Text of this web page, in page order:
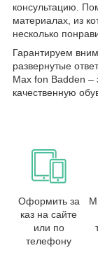
консультацию.
материалах, из
несколько
Гарантируем
развернутые
Max fon Badden –
качественную
Оформить за
каз на сайте
или по
телефону